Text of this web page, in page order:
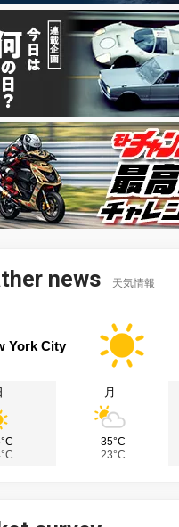
news 天気情報
York City
月
35°C
23°C